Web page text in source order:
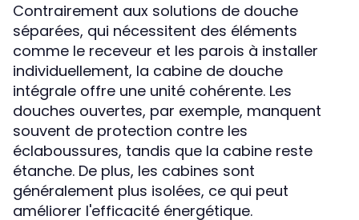
Contrairement aux solutions de douche
séparées, qui nécessitent des éléments
comme le receveur et les parois à installer
individuellement, la cabine de douche
intégrale offre une unité cohérente. Les
douches ouvertes, par exemple, manquent
souvent de protection contre les
éclaboussures, tandis que la cabine reste
étanche. De plus, les cabines sont
généralement plus isolées, ce qui peut
améliorer l'efficacité énergétique.